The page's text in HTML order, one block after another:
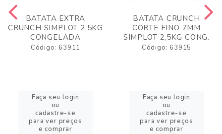
BATATA EXTRA
CRUNCH SIMPLOT 2,5KG
CONGELADA
Código: 63911
Faça seu login
ou
cadastre-se
para ver preços
e comprar
BATATA CRUNCH
CORTE FINO 7MM
SIMPLOT 2,5KG CONG.
Código: 63915
Faça seu login
ou
cadastre-se
para ver preços
e comprar